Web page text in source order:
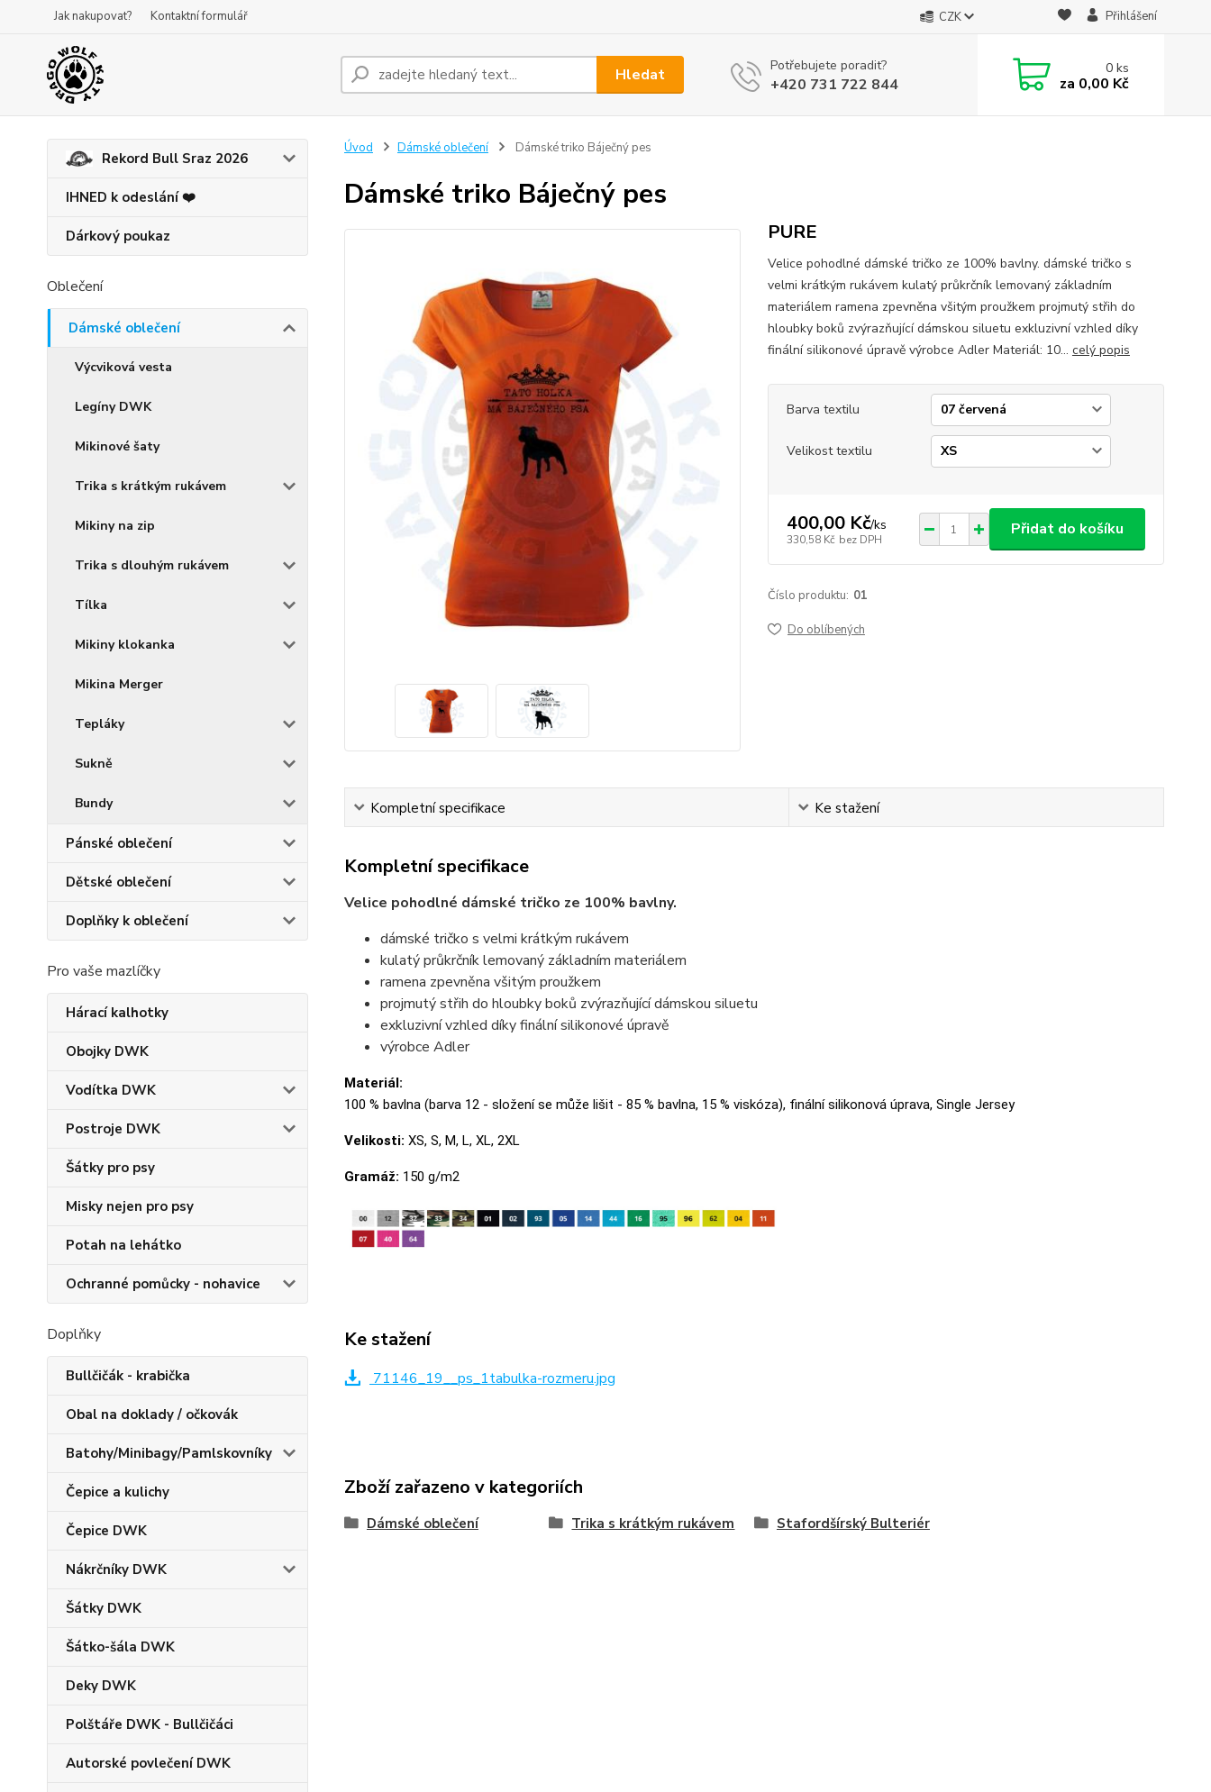
Jak nakupovat? Kontaktní formulář CZK Přihlášení
Hledat Potřebujete poradit?
+420 731 722 844
0ks
za 0,00 Kč
Rekord Bull Sraz 2026
IHNED k odeslání ❤️
Dárkový poukaz
Oblečení
Dámské oblečení
Výcviková vesta
Legíny DWK
Mikinové šaty
Trika s krátkým rukávem
Mikiny na zip
Trika s dlouhým rukávem
Tílka
Mikiny klokanka
Mikina Merger
Tepláky
Sukně
Bundy
Pánské oblečení
Dětské oblečení
Doplňky k oblečení
Pro vaše mazlíčky
Hárací kalhotky
Obojky DWK
Vodítka DWK
Postroje DWK
Šátky pro psy
Misky nejen pro psy
Potah na lehátko
Ochranné pomůcky - nohavice
Doplňky
Bullčičák - krabička
Obal na doklady / očkovák
Batohy/Minibagy/Pamlskovníky
Čepice a kulichy
Čepice DWK
Nákrčníky DWK
Šátky DWK
Šátko-šála DWK
Deky DWK
Polštáře DWK - Bullčičáci
Autorské povlečení DWK
Úvod Dámské oblečení Dámské triko Báječný pes
Dámské triko Báječný pes
PURE
Velice pohodlné dámské tričko ze 100% bavlny. dámské tričko s
velmi krátkým rukávem kulatý průkrčník lemovaný základním
materiálem ramena zpevněna všitým proužkem projmutý střih do
hloubky boků zvýrazňující dámskou siluetu exkluzivní vzhled díky
finální silikonové úpravě výrobce Adler Materiál: 10... celý popis
Barva textilu
Velikost textilu
400,00 Kč/ks
330,58 Kč bez DPH
Přidat do košíku
Číslo produktu: 01
Do oblíbených
Kompletní specifikace Ke stažení
Kompletní specifikace
Velice pohodlné dámské tričko ze 100% bavlny.
dámské tričko s velmi krátkým rukávem
kulatý průkrčník lemovaný základním materiálem
ramena zpevněna všitým proužkem
projmutý střih do hloubky boků zvýrazňující dámskou siluetu
exkluzivní vzhled díky finální silikonové úpravě
výrobce Adler
Materiál:
100 % bavlna (barva 12 - složení se může lišit - 85 % bavlna, 15 % viskóza), finální silikonová úprava, Single Jersey
Velikosti: XS, S, M, L, XL, 2XL
Gramáž: 150 g/m2
Ke stažení
71146_19__ps_1tabulka-rozmeru.jpg
Zboží zařazeno v kategoriích
Dámské oblečení Trika s krátkým rukávem Stafordšírský Bulteriér